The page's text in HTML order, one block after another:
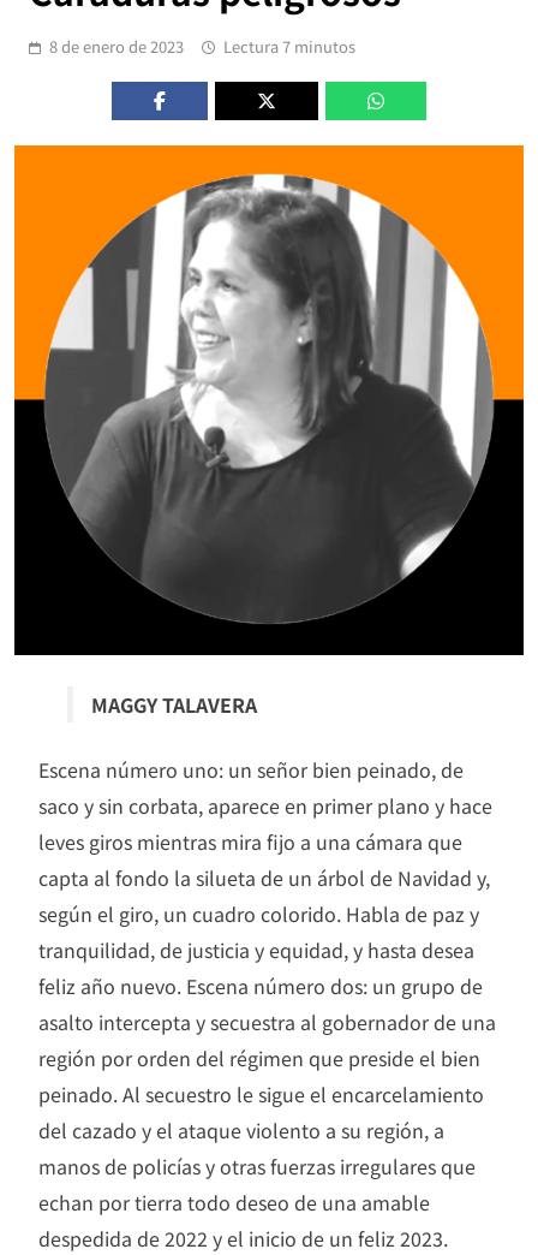
8 de enero de 2023 Lectura 7 minutos
MAGGY TALAVERA
Escena número uno: un señor bien peinado, de
saco y sin corbata, aparece en primer plano y hace
leves giros mientras mira fijo a una cámara que
capta al fondo la silueta de un árbol de Navidad y,
según el giro, un cuadro colorido. Habla de paz y
tranquilidad, de justicia y equidad, y hasta desea
feliz año nuevo. Escena número dos: un grupo de
asalto intercepta y secuestra al gobernador de una
región por orden del régimen que preside el bien
peinado. Al secuestro le sigue el encarcelamiento
del cazado y el ataque violento a su región, a
manos de policías y otras fuerzas irregulares que
echan por tierra todo deseo de una amable
despedida de 2022 y el inicio de un feliz 2023.